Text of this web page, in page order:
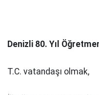
Denizli 80. Yıl
T.C. vatandaşı olmak,